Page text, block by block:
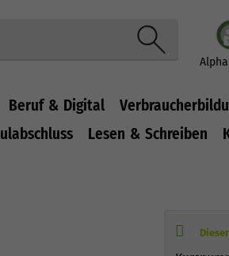
Beruf & Digital
Lesen & Schreiben